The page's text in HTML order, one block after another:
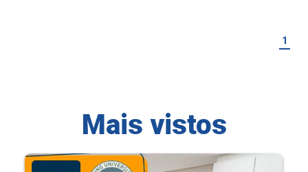
1
Mais vistos